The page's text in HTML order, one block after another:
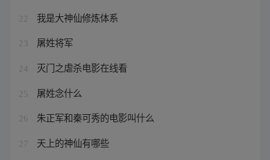
22 我是大神仙修炼体系
23 屠姓将军
24 灭门之虐杀电影在线看
25 屠姓念什么
26 朱正军和秦可秀的电影叫什么
27 天上的神仙有哪些